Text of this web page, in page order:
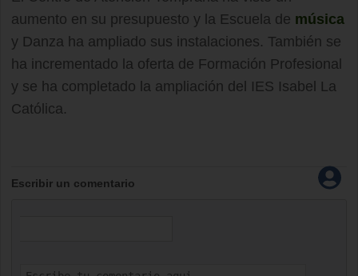
aumento en su presupuesto y la Escuela de música
y Danza ha ampliado sus instalaciones. También se
ha incrementado la oferta de Formación Profesional
y se ha completado la ampliación del IES Isabel La
Católica.
Escribir un comentario